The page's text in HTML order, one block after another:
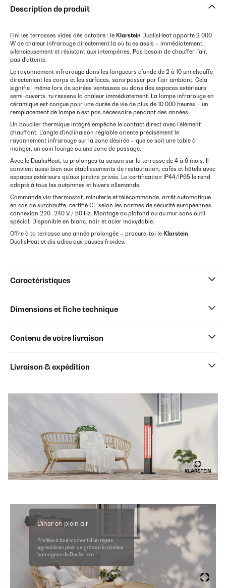
Description de produit
Fini les terrasses vides dès octobre : le Klarstein DualisHeat apporte 2 000
W de chaleur infrarouge directement là où tu es assis – immédiatement,
silencieusement et résistant aux intempéries. Pas besoin de chauffer l’air,
pas d’attente.
Le rayonnement infrarouge dans les longueurs d’onde de 2 à 10 μm chauffe
directement les corps et les surfaces, sans passer par l’air ambiant. Cela
signifie : même lors de soirées venteuses ou dans des espaces extérieurs
semi-ouverts, tu ressens la chaleur immédiatement. La lampe infrarouge en
céramique est conçue pour une durée de vie de plus de 10 000 heures – un
remplacement de lampe n’est pas nécessaire pendant des années.
Un bouclier thermique intégré empêche le contact direct avec l’élément
chauffant. L’angle d’inclinaison réglable oriente précisément le
rayonnement infrarouge sur la zone désirée – que ce soit une table à
manger, un coin lounge ou une zone de passage.
Avec le DualisHeat, tu prolonges ta saison sur la terrasse de 4 à 6 mois. Il
convient aussi bien aux établissements de restauration, cafés et hôtels avec
espaces extérieurs qu’aux jardins privés. La certification IP44/IP65 le rend
adapté à tous les automnes et hivers allemands.
Commande via thermostat, minuterie et télécommande, arrêt automatique
en cas de surchauffe, certifié CE selon les normes de sécurité européennes,
connexion 220–240 V / 50 Hz. Montage au plafond ou au mur sans outil
spécial. Disponible en blanc, noir et acier inoxydable.
Offre à ta terrasse une année prolongée – procure-toi le Klarstein
DualisHeat et dis adieu aux pauses froides.
Caractéristiques
Dimensions et fiche technique
Contenu de votre livraison
Livraison & expédition
Dîner en plein air
Profitez à tout moment d'un repas
agréable en plein air grâce à la chaleur
homogène de DualisHeat.